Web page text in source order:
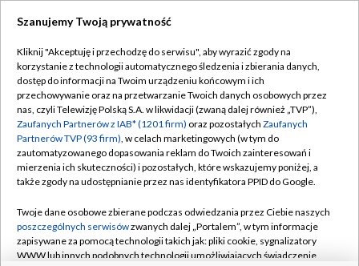
TVP
Abonament TVP
Emisja w TVP
Centrum informacji TVP
Naziemna Telewizja Cyfrowa
Rada Programowa
System NOS
Regulamin TVP
Polityka prywatności
Moje zgody
Pomoc
Kontakt
Szanujemy Twoją prywatność
Kliknij "Akceptuję i przechodzę do serwisu", aby wyrazić zgody na
korzystanie z technologii automatycznego śledzenia i zbierania danych,
dostęp do informacji na Twoim urządzeniu końcowym i ich
przechowywanie oraz na przetwarzanie Twoich danych osobowych przez
nas, czyli Telewizję Polską S.A. w likwidacji (zwaną dalej również „TVP”),
Zaufanych Partnerów z IAB* (1201 firm) oraz pozostałych Zaufanych
Partnerów TVP (93 firm), w celach marketingowych (w tym do
zautomatyzowanego dopasowania reklam do Twoich zainteresowań i
mierzenia ich skuteczności) i pozostałych, które wskazujemy poniżej, a
także zgody na udostępnianie przez nas identyfikatora PPID do Google.
Twoje dane osobowe zbierane podczas odwiedzania przez Ciebie naszych
poszczególnych serwisówzwanych dalej „Portalem”, w tym informacje
zapisywane za pomocą technologii takich jak: pliki cookie, sygnalizatory
WWW lub innych podobnych technologii umożliwiających świadczenie